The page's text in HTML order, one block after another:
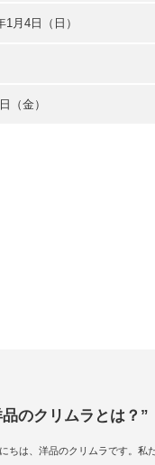
月4日（日）
（金）
品のクリムラとは？”
ちは、洋品のクリムラです。私